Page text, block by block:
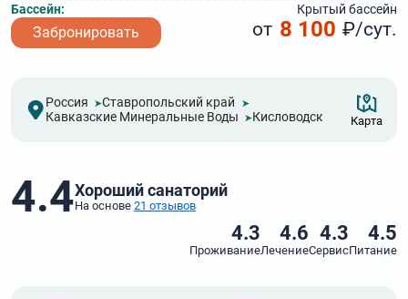
Бассейн:
Крытый бассейн
Забронировать от 8 100 ₽/сут.
Россия
Ставропольский край
Кавказские Минеральные Воды
Кисловодск Карта
4.4Хороший санаторий
На основе21 отзывов
4.3
Проживание
4.6
Лечение
4.3
Сервис
4.5
Питание